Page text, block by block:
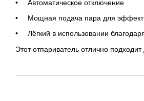
Автоматическое отключение
Мощная подача пара для
Лёгкий в использовании
Этот отпариватель отлично